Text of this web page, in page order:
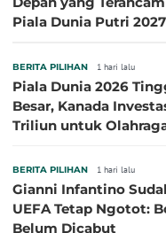
Piala Dunia Putri
BERITA PILIHAN 1 hari lalu
Piala Dunia 2026
Besar, Kanada
Triliun untuk
BERITA PILIHAN 1 hari lalu
Gianni Infantino
UEFA Tetap Ngotot:
Belum Dicabut